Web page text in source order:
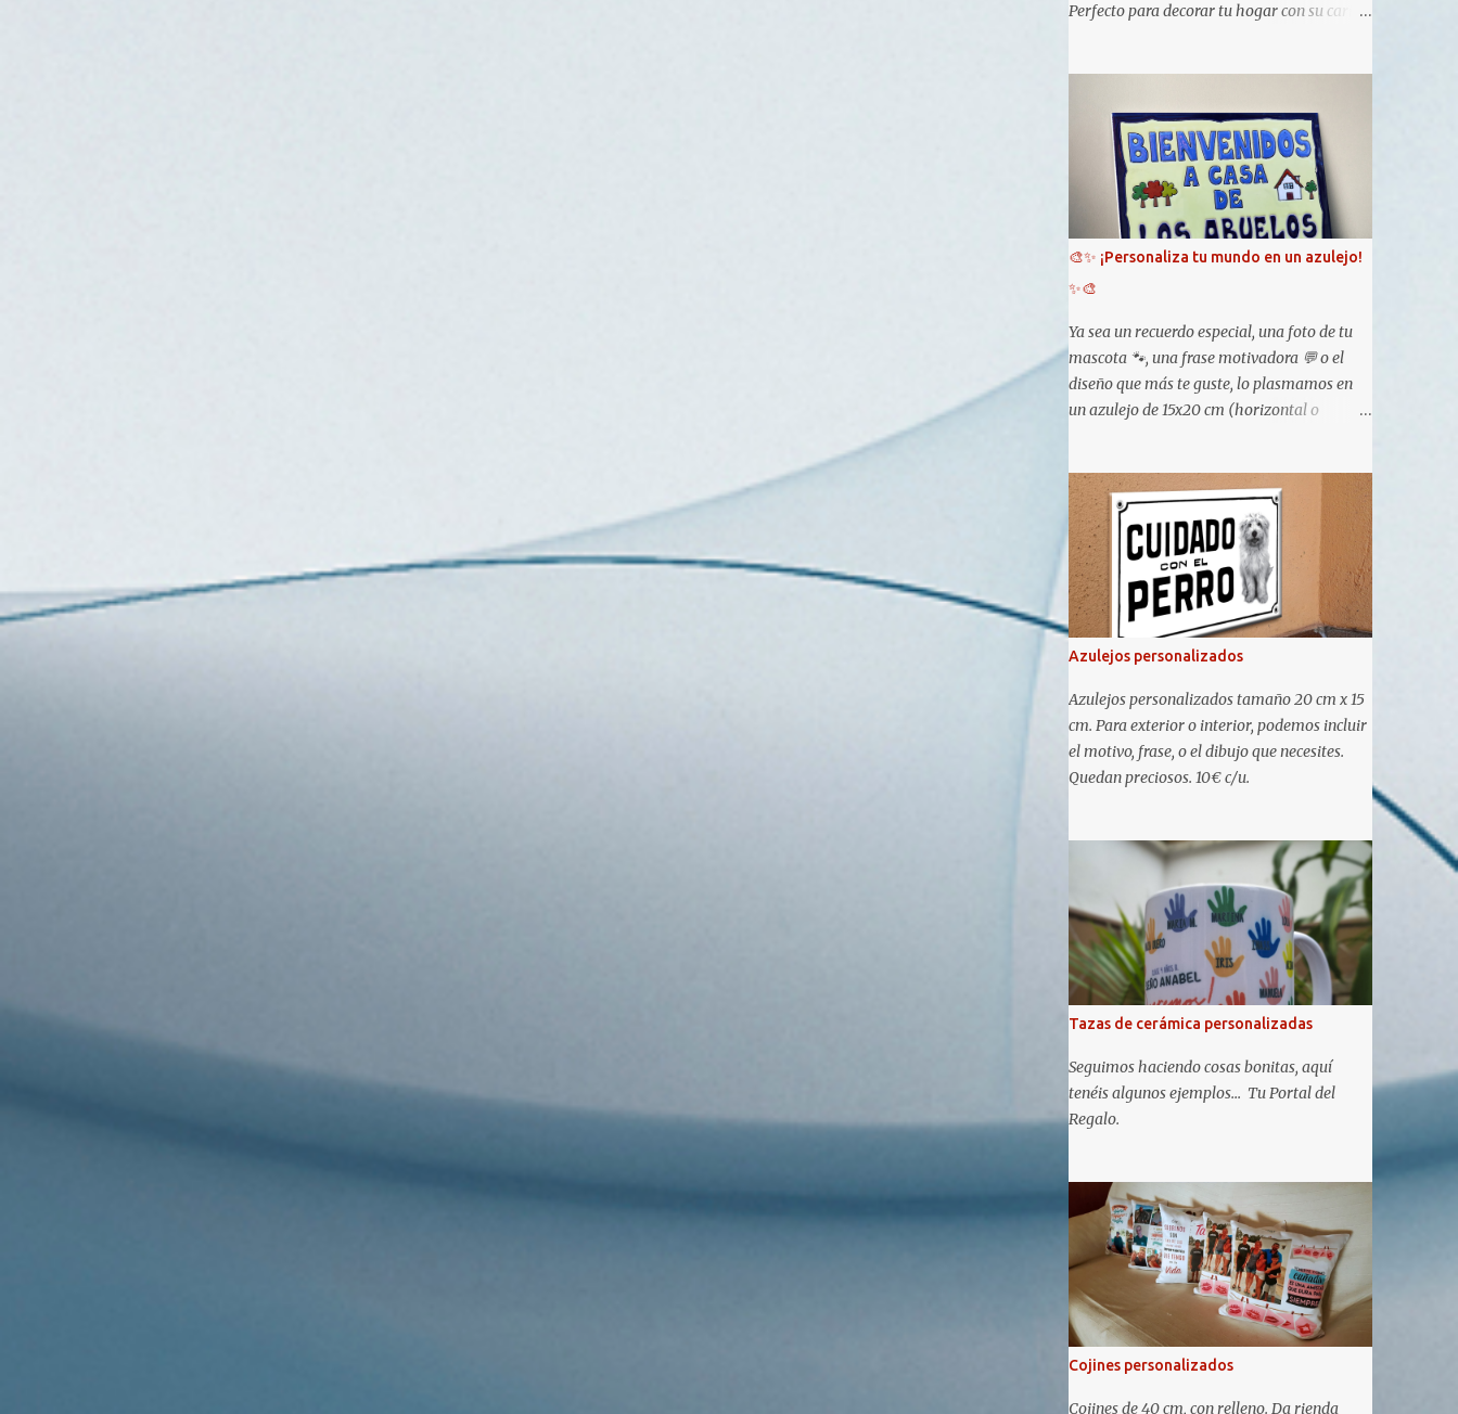
Perfecto para decorar tu hogar con su carita
#AmorPeludo #TuPortalDelRegalo
🎨✨ ¡Personaliza tu mundo en un azulejo!
✨🎨
Ya sea un recuerdo especial, una foto de tu
mascota 🐾, una frase motivadora 💬 o el
diseño que más te guste, lo plasmamos en
un azulejo de 15x20 cm (horizontal o
www.tuportaldelregalo.com
#TuEstiloEnAzulejo #PersonalizaciónÚnica
#DecoraConAmor #TuPortalDelRegalo
Azulejos personalizados
Azulejos personalizados tamaño 20 cm x 15
cm. Para exterior o interior, podemos incluir
el motivo, frase, o el dibujo que necesites.
Quedan preciosos. 10€ c/u.
Tazas de cerámica personalizadas
Seguimos haciendo cosas bonitas, aquí
tenéis algunos ejemplos... Tu Portal del
Regalo.
Cojines personalizados
Cojines de 40 cm, con relleno. Da rienda